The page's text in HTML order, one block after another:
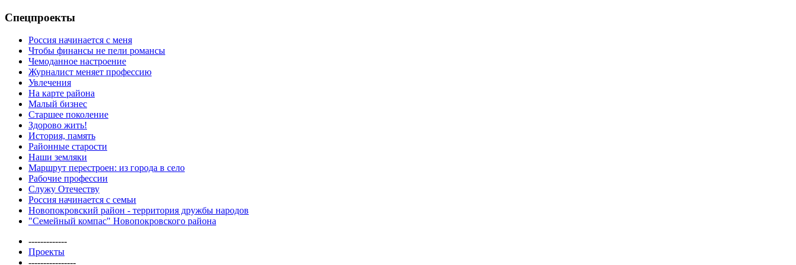
Спецпроекты
Россия начинается с меня
Чтобы финансы не пели романсы
Чемоданное настроение
Журналист меняет профессию
Увлечения
На карте района
Малый бизнес
Старшее поколение
Здорово жить!
История, память
Районные старости
Наши земляки
Маршрут перестроен: из города в село
Рабочие профессии
Служу Отечеству
Россия начинается с семьи
Новопокровский район - территория дружбы народов
"Семейный компас" Новопокровского района
-------------
Проекты
----------------